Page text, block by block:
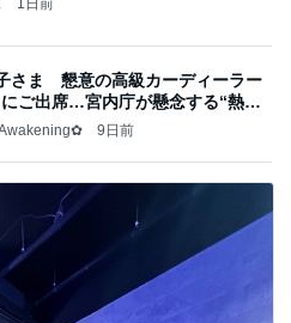
さま 懇意の高級カーディーラー
ご出席…宮内庁が懸念する“熱心
9日前